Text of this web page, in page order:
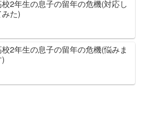
校2年生の息子の留年の危機(対応し
みた)
校2年生の息子の留年の危機(悩みま